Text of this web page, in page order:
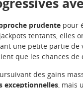
prudente pour
tentants, elles
une petite partie de
que les chances
des gains
exceptionnelles, mais